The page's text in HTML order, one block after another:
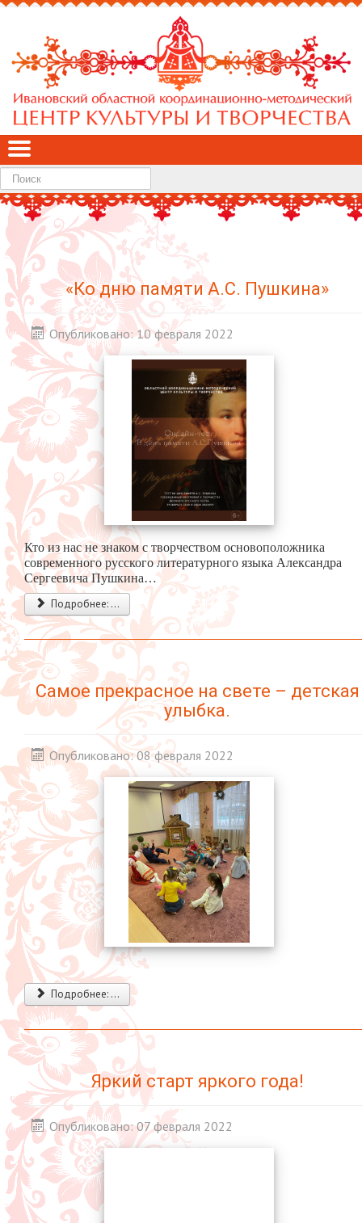
Найти
«Ко дню памяти А.С. Пушкина»
Опубликовано: 10 февраля 2022
Кто из нас не знаком с творчеством основоположника
современного русского литературного языка Александра
Сергеевича Пушкина…
Подробнее: ...
Самое прекрасное на свете – детская
улыбка.
Опубликовано: 08 февраля 2022
Подробнее: ...
Яркий старт яркого года!
Опубликовано: 07 февраля 2022